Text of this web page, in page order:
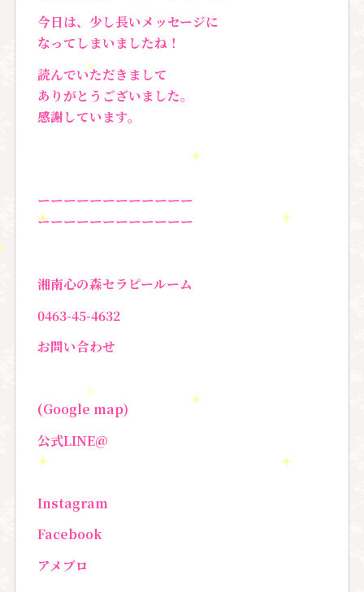
今日は、少し長いメッセージに
なってしまいましたね！
読んでいただきまして
ありがとうございました。
感謝しています。
ーーーーーーーーーーーー
ーーーーーーーーーーーー
湘南心の森セラピールーム
0463-45-4632
お問い合わせ
(Google map)
公式LINE@
Instagram
Facebook
アメブロ